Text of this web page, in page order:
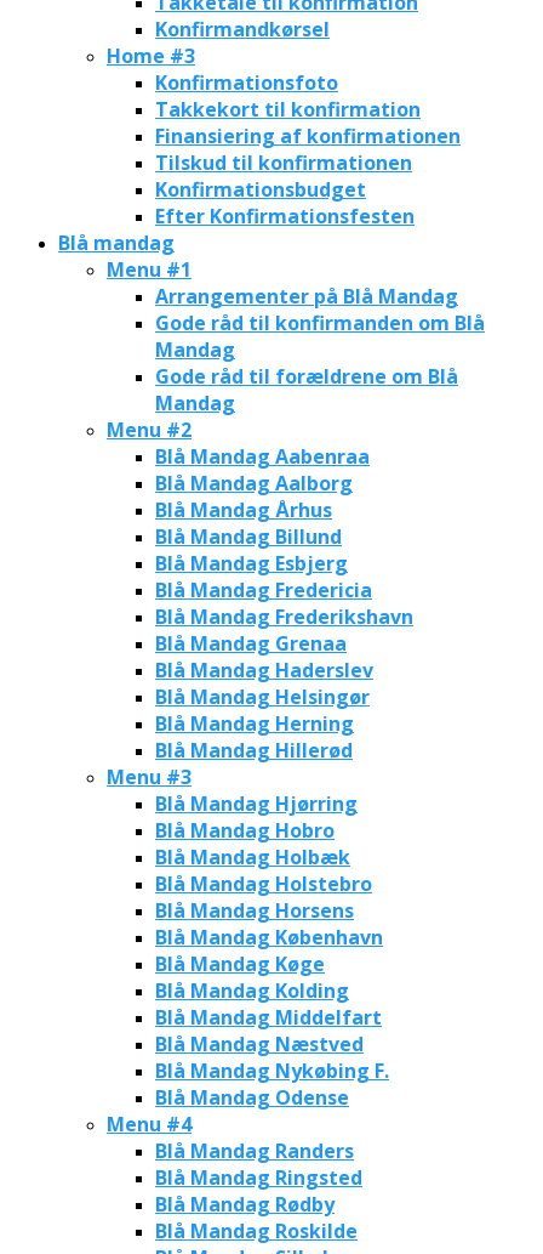
Konfirmandkørsel
Home #3
Konfirmationsfoto
Takkekort til konfirmation
Finansiering af konfirmationen
Tilskud til konfirmationen
Konfirmationsbudget
Efter Konfirmationsfesten
Blå mandag
Menu #1
Arrangementer på Blå Mandag
Gode råd til konfirmanden om Blå
Mandag
Gode råd til forældrene om Blå
Mandag
Menu #2
Blå Mandag Aabenraa
Blå Mandag Aalborg
Blå Mandag Århus
Blå Mandag Billund
Blå Mandag Esbjerg
Blå Mandag Fredericia
Blå Mandag Frederikshavn
Blå Mandag Grenaa
Blå Mandag Haderslev
Blå Mandag Helsingør
Blå Mandag Herning
Blå Mandag Hillerød
Menu #3
Blå Mandag Hjørring
Blå Mandag Hobro
Blå Mandag Holbæk
Blå Mandag Holstebro
Blå Mandag Horsens
Blå Mandag København
Blå Mandag Køge
Blå Mandag Kolding
Blå Mandag Middelfart
Blå Mandag Næstved
Blå Mandag Nykøbing F.
Blå Mandag Odense
Menu #4
Blå Mandag Randers
Blå Mandag Ringsted
Blå Mandag Rødby
Blå Mandag Roskilde